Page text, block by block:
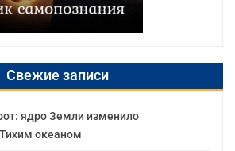
Свежие записи
ядро Земли изменило
океаном